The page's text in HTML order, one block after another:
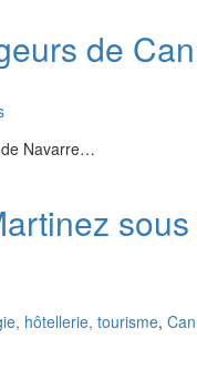
de
Navarre…
hôtellerie, tourisme,